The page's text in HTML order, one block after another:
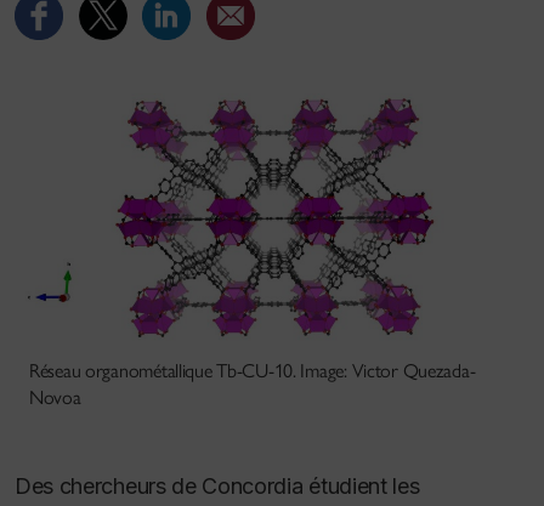
Réseau organométallique Tb-CU-10. Image: Victor Quezada-
Novoa
Des chercheurs de Concordia étudient les